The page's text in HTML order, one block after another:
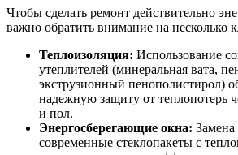
Чтобы сделать ремонт действительно
важно обратить внимание на несколько
Теплоизоляция: Использование
утеплителей (минеральная вата,
экструзионный пенополистирол)
надежную защиту от теплопотерь
и пол.
Энергосберегающие окна: Замена
современные стеклопакеты с